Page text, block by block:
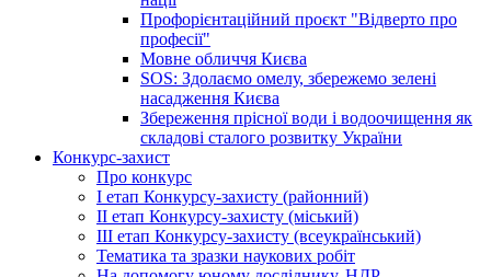
Профорієнтаційний проєкт "Відверто про
професії"
Мовне обличчя Києва
SOS: Здолаємо омелу, збережемо зелені
насадження Києва
Збереження прісної води і водоочищення як
складові сталого розвитку України
Конкурс-захист
Про конкурс
І етап Конкурсу-захисту (районний)
ІІ етап Конкурсу-захисту (міський)
ІІІ етап Конкурсу-захисту (всеукраїнський)
Тематика та зразки наукових робіт